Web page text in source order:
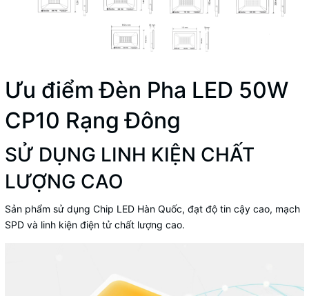
Ưu điểm Đèn Pha LED 50W
CP10 Rạng Đông
SỬ DỤNG LINH KIỆN CHẤT
LƯỢNG CAO
Sản phẩm sử dụng Chip LED Hàn Quốc, đạt độ tin cậy cao, mạch
SPD và linh kiện điện tử chất lượng cao.